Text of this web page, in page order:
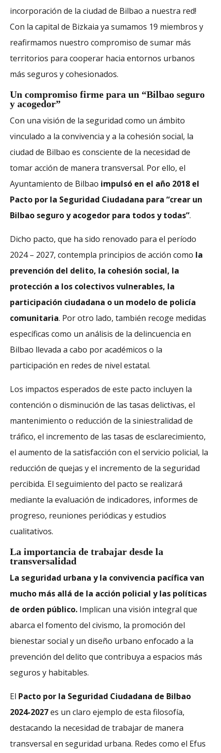
incorporación de la ciudad de Bilbao a nuestra red!
Con la capital de Bizkaia ya sumamos 19 miembros y
reafirmamos nuestro compromiso de sumar más
territorios para cooperar hacia entornos urbanos
más seguros y cohesionados.
Un compromiso firme para un “Bilbao seguro
y acogedor”
Con una visión de la seguridad como un ámbito
vinculado a la convivencia y a la cohesión social, la
ciudad de Bilbao es consciente de la necesidad de
tomar acción de manera transversal. Por ello, el
Ayuntamiento de Bilbao impulsó en el año 2018 el
Pacto por la Seguridad Ciudadana para “crear un
Bilbao seguro y acogedor para todos y todas”.
Dicho pacto, que ha sido renovado para el período
2024 – 2027, contempla principios de acción como la
prevención del delito, la cohesión social, la
protección a los colectivos vulnerables, la
participación ciudadana o un modelo de policía
comunitaria. Por otro lado, también recoge medidas
específicas como un análisis de la delincuencia en
Bilbao llevada a cabo por académicos o la
participación en redes de nivel estatal.
Los impactos esperados de este pacto incluyen la
contención o disminución de las tasas delictivas, el
mantenimiento o reducción de la siniestralidad de
tráfico, el incremento de las tasas de esclarecimiento,
el aumento de la satisfacción con el servicio policial, la
reducción de quejas y el incremento de la seguridad
percibida. El seguimiento del pacto se realizará
mediante la evaluación de indicadores, informes de
progreso, reuniones periódicas y estudios
cualitativos.
La importancia de trabajar desde la
transversalidad
La seguridad urbana y la convivencia pacífica van
mucho más allá de la acción policial y las políticas
de orden público. Implican una visión integral que
abarca el fomento del civismo, la promoción del
bienestar social y un diseño urbano enfocado a la
prevención del delito que contribuya a espacios más
seguros y habitables.
El Pacto por la Seguridad Ciudadana de Bilbao
2024-2027es un claro ejemplo de esta filosofía,
destacando la necesidad de trabajar de manera
transversal en seguridad urbana. Redes como el Efus